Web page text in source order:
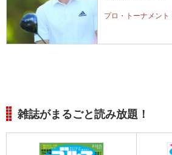
プロ・トーナメント
雑誌がまるごと読み放題！